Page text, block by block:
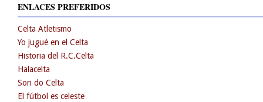
ENLACES PREFERIDOS
Celta Atletismo
Yo jugué en el Celta
Historia del R.C.Celta
Halacelta
Son do Celta
El fútbol es celeste